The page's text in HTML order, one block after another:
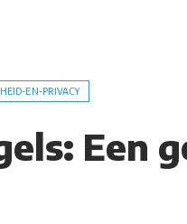
EN-PRIVACY
Een